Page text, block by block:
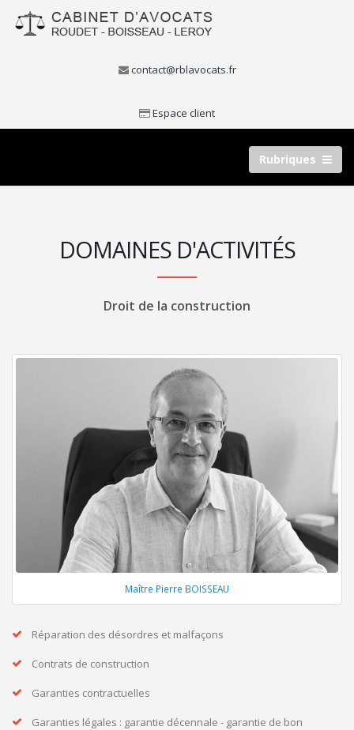
contact@rblavocats.fr
Espace client
Rubriques
DOMAINES D'ACTIVITÉS
Droit de la construction
Maître Pierre BOISSEAU
Réparation des désordres et malfaçons
Contrats de construction
Garanties contractuelles
Garanties légales : garantie décennale - garantie de bon